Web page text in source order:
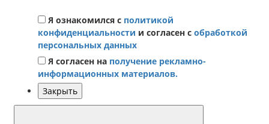
Я ознакомился с политикой
конфиденциальности и согласен с обработкой
персональных данных
Я согласен на получение рекламно-
информационных материалов.
Закрыть